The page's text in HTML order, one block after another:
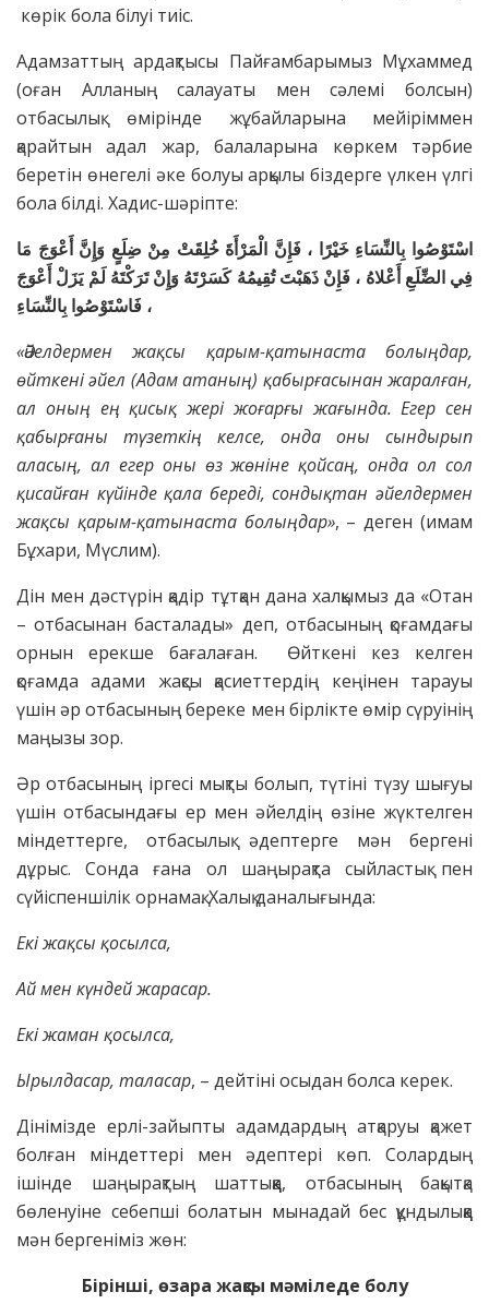
көрік бола білуі тиіс.
Адамзаттың ардақтысы Пайғамбарымыз Мұхаммед
(оған Алланың салауаты мен сәлемі болсын)
отбасылық өмірінде жұбайларына мейіріммен
қарайтын адал жар, балаларына көркем тәрбие
беретін өнегелі әке болуы арқылы біздерге үлкен үлгі
бола білді. Хадис-шәріпте:
اسْتَوْصُوا بِالنِّسَاءِ خَيْرًا ، فَإِنَّ الْمَرْأَةَ خُلِقَتْ مِنْ ضِلَعٍ وَإِنَّ أَعْوَجَ مَا
فِي الضِّلَعِ أَعْلاهُ ، فَإِنْ ذَهَبْتَ تُقِيمُهُ كَسَرْتَهُ وَإِنْ تَرَكْتَهُ لَمْ يَزَلْ أَعْوَجَ
، فَاسْتَوْصُوا بِالنِّسَاءِ
«Әйелдермен жақсы қарым-қатынаста болыңдар,
өйткені әйел (Адам атаның) қабырғасынан жаралған,
ал оның ең қисық жері жоғарғы жағында. Егер сен
қабырғаны түзеткің келсе, онда оны сындырып
аласың, ал егер оны өз жөніне қойсаң, онда ол сол
қисайған күйінде қала береді, сондықтан әйелдермен
жақсы қарым-қатынаста болыңдар», – деген (имам
Бұхари, Мүслим).
Дін мен дәстүрін қадір тұтқан дана халқымыз да «Отан
– отбасынан басталады» деп, отбасының қоғамдағы
орнын ерекше бағалаған. Өйткені кез келген
қоғамда адами жақсы қасиеттердің кеңінен тарауы
үшін әр отбасының береке мен бірлікте өмір сүруінің
маңызы зор.
Әр отбасының іргесі мықты болып, түтіні түзу шығуы
үшін отбасындағы ер мен әйелдің өзіне жүктелген
міндеттерге, отбасылық әдептерге мән бергені
дұрыс. Сонда ғана ол шаңырақта сыйластық пен
сүйіспеншілік орнамақ. Халық даналығында:
Екі жақсы қосылса,
Ай мен күндей жарасар.
Екі жаман қосылса,
Ырылдасар, таласар, – дейтіні осыдан болса керек.
Дінімізде ерлі-зайыпты адамдардың атқаруы қажет
болған міндеттері мен әдептері көп. Солардың
ішінде шаңырақтың шаттыққа, отбасының бақытқа
бөленуіне себепші болатын мынадай бес құндылыққа
мән бергеніміз жөн:
Бірінші, өзара жақсы мәміледе болу